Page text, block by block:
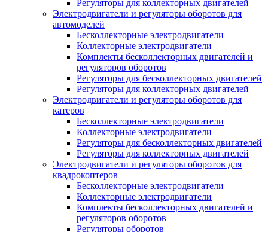
Регуляторы для коллекторных двигателей
Электродвигатели и регуляторы оборотов для
автомоделей
Бесколлекторные электродвигатели
Коллекторные электродвигатели
Комплекты бесколлекторных двигателей и
регуляторов оборотов
Регуляторы для бесколлекторных двигателей
Регуляторы для коллекторных двигателей
Электродвигатели и регуляторы оборотов для
катеров
Бесколлекторные электродвигатели
Коллекторные электродвигатели
Регуляторы для бесколлекторных двигателей
Регуляторы для коллекторных двигателей
Электродвигатели и регуляторы оборотов для
квадрокоптеров
Бесколлекторные электродвигатели
Коллекторные электродвигатели
Комплекты бесколлекторных двигателей и
регуляторов оборотов
Регуляторы оборотов